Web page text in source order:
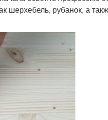
шерхебель, рубанок, а